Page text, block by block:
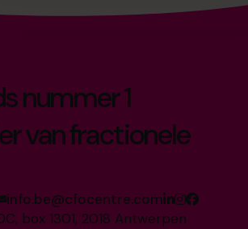
nummer 1
van fractionele
info.be@cfocentre.com
box 1301, 2018 Antwerpen